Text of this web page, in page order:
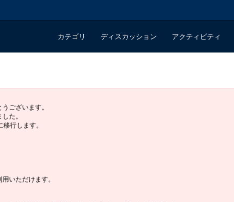
カテゴリ ディスカッション アクティビティ
ございます。
た。
移行します。
いただけます。